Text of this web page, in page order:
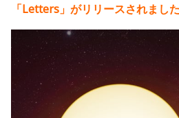
「Letters」がリリースされまし